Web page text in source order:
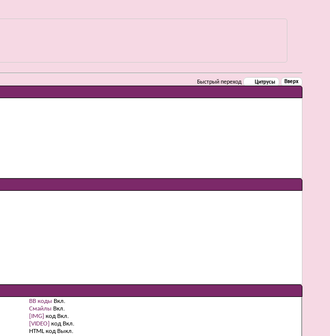
Быстрый переход Цитрусы Вверх
BB коды Вкл.
Смайлы Вкл.
[IMG] код Вкл.
[VIDEO] код Вкл.
HTML код Выкл.